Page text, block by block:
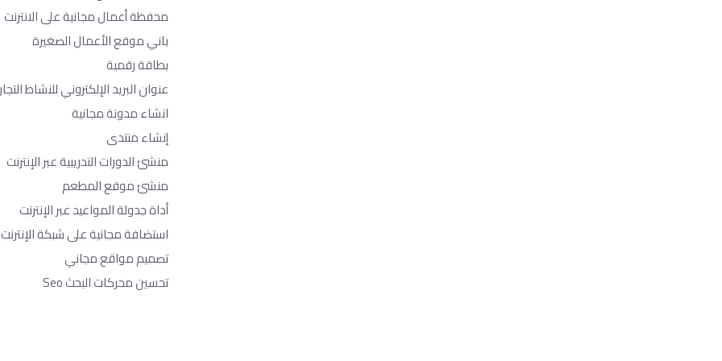
محفظة أعمال مجانية على الانترنت
باني موقع الأعمال الصغيرة
بطاقة رقمية
عنوان البريد الإلكتروني للنشاط
انشاء مدونة مجانية
إنشاء منتدى
منشئ الدورات التدريبية عبر الإنترنت
منشئ موقع المطعم
أداة جدولة المواعيد عبر الإنترنت
استضافة مجانية على شبكة الإنترنت
تصميم مواقع مجاني
تحسين محركات البحث Seo​